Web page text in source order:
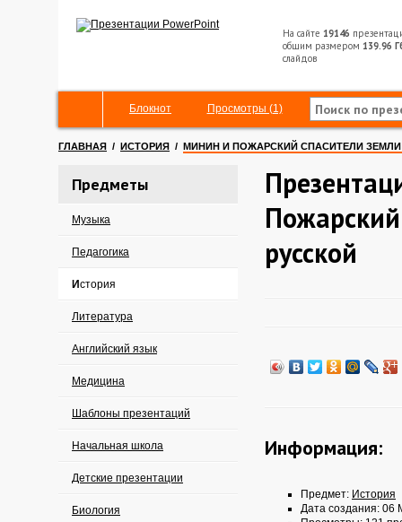
На сайте 19146
общим размером 139.96
слайдов
Блокнот Просмотры (1)
ГЛАВНАЯ / ИСТОРИЯ / МИНИН И ПОЖАРСКИЙ СПАСИТЕЛИ
Предметы
Музыка
Педагогика
История
Литература
Английский язык
Медицина
Шаблоны презентаций
Начальная школа
Детские презентации
Биология
русской
Информация:
Предмет: История
Дата создания: 06